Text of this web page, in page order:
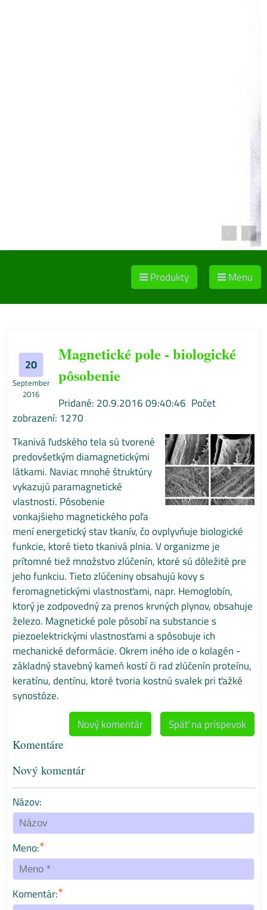
Produkty Menu
20
September
2016
Magnetické pole - biologické
pôsobenie
Pridané: 20.9.2016 09:40:46 Počet
zobrazení: 1270
Tkanivá ľudského tela sú tvorené
predovšetkým diamagnetickými
látkami. Naviac mnohé štruktúry
vykazujú paramagnetické
vlastnosti. Pôsobenie
vonkajšieho magnetického poľa
mení energetický stav tkanív, čo ovplyvňuje biologické
funkcie, ktoré tieto tkanivá plnia. V organizme je
prítomné tiež množstvo zlúčenín, ktoré sú dôležité pre
jeho funkciu. Tieto zlúčeniny obsahujú kovy s
feromagnetickými vlastnosťami, napr. Hemoglobín,
ktorý je zodpovedný za prenos krvných plynov, obsahuje
železo. Magnetické pole pôsobí na substancie s
piezoelektrickými vlastnosťami a spôsobuje ich
mechanické deformácie. Okrem iného ide o kolagén -
základný stavebný kameň kostí či rad zlúčenín proteínu,
keratínu, dentínu, ktoré tvoria kostnú svalek pri ťažké
synostóze.
Späť na príspevok
Nový komentár
Komentáre
Nový komentár
Názov:
Meno:*
Komentár:*